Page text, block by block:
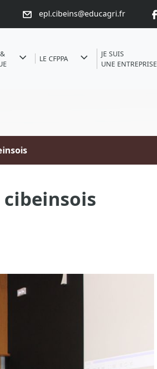
epl.cibeins@educagri.fr
LE CFPPA
JE SUIS
UNE ENTREPRISE